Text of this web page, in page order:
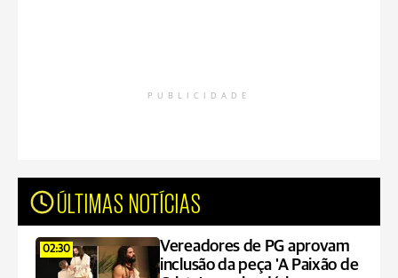
PUBLICIDADE
ÚLTIMAS NOTÍCIAS
02:30
Vereadores de PG aprovam
inclusão da peça 'A Paixão de